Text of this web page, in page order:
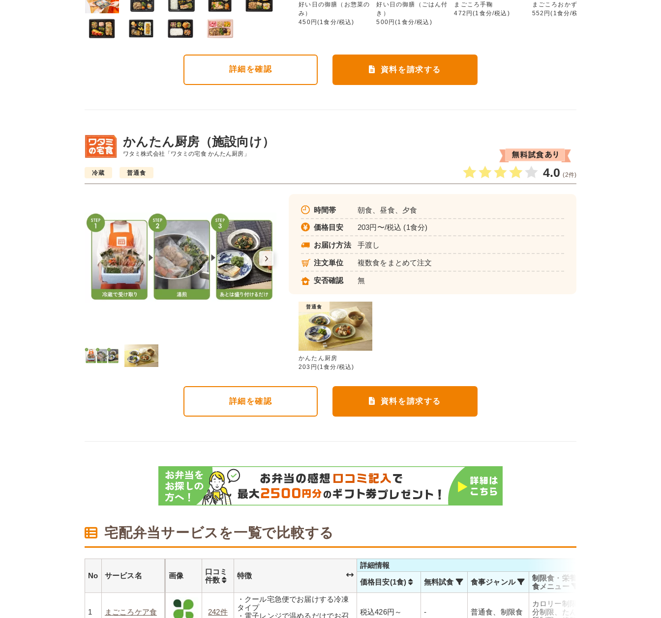
まごころ御膳
568円(1食分/税込)
まごころ小箱
496円(1食分/税込)
ワタミdeおいしい健康
552円(1食分/税込)
好い日の御膳（お惣菜の
み）
450円(1食分/税込)
好い日の御膳（ごはん付
き）
500円(1食分/税込)
まごころ手鞠
472円(1食分/税込)
まごころおかず
552円(1食分/税込)
詳細 を確認 資料を請求する
かんたん厨房（施設向け）
ワタミ株式会社「ワタミの宅食 かんたん厨房」
冷蔵 普通食 4.0 (2件)
かんたん厨房
時間帯 朝食、昼食、夕食
価格目安 203円〜/税込 (1食分)
お届け方法 手渡し
注文単位 複数食をまとめて注文
安否確認 無
普通食
かんたん厨房
203円(1食分/税込)
詳細 を確認 資料を請求する
宅配弁当サービスを一覧で比較する
No サービス名 画像
口コミ
件数
特徴
詳細情報
価格目安(1食)
無料試食 食事ジャンル
制限食・栄養調整
食メニュー
1 まごころケア食 242件
・クール宅急便でお届けする冷凍
タイプ
・電子レンジで温めるだけでお召
税込426円～ - 普通食、制限食
カロリー制限、塩
分制限、たんぱく